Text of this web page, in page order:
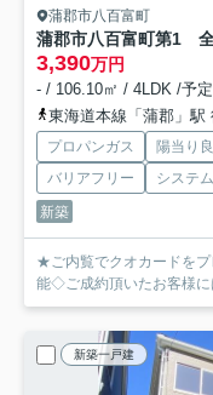
蒲郡市八百富町
蒲郡市八百富町第1
3,390万円
- / 106.10㎡ / 4LDK /予定
東海道本線「蒲郡」駅
プロパンガス 陽当り
バリアフリー
システ
新築
★ご内覧でクオカードを
能◇ご成約頂いたお客様
新築一戸建